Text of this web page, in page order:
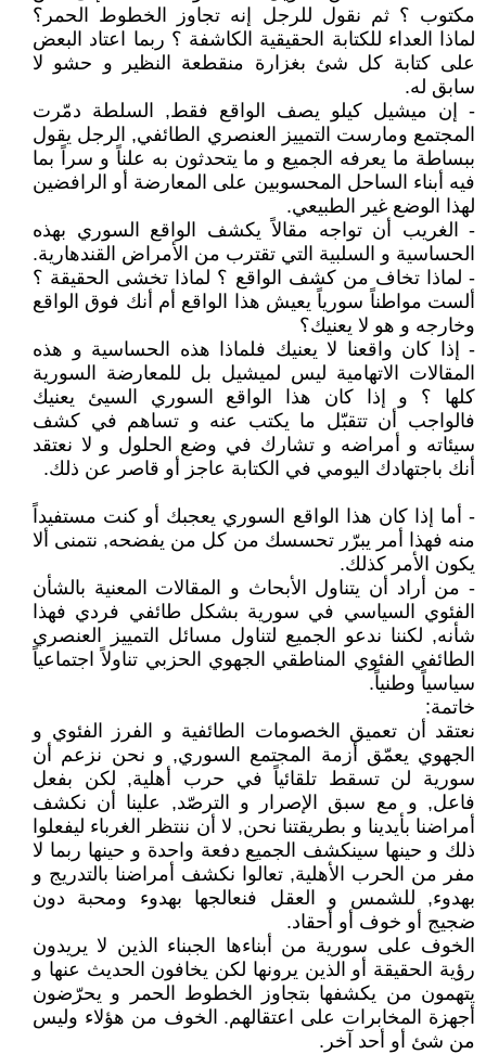
مكتوب ؟ ثم نقول للرجل إنه تجاوز الخطوط الحمر؟
لماذا العداء للكتابة الحقيقية الكاشفة ؟ ربما اعتاد البعض
على كتابة كل شئ بغزارة منقطعة النظير و حشو لا
سابق له.
- إن ميشيل كيلو يصف الواقع فقط, السلطة دمّرت
المجتمع ومارست التمييز العنصري الطائفي, الرجل يقول
ببساطة ما يعرفه الجميع و ما يتحدثون به علناً و سراً بما
فيه أبناء الساحل المحسوبين على المعارضة أو الرافضين
لهذا الوضع غير الطبيعي.
- الغريب أن تواجه مقالاً يكشف الواقع السوري بهذه
الحساسية و السلبية التي تقترب من الأمراض القندهارية.
- لماذا تخاف من كشف الواقع ؟ لماذا تخشى الحقيقة ؟
ألست مواطناً سورياً يعيش هذا الواقع أم أنك فوق الواقع
وخارجه و هو لا يعنيك؟
- إذا كان واقعنا لا يعنيك فلماذا هذه الحساسية و هذه
المقالات الاتهامية ليس لميشيل بل للمعارضة السورية
كلها ؟ و إذا كان هذا الواقع السوري السيئ يعنيك
فالواجب أن تتقبّل ما يكتب عنه و تساهم في كشف
سيئاته و أمراضه و تشارك في وضع الحلول و لا نعتقد
أنك باجتهادك اليومي في الكتابة عاجز أو قاصر عن ذلك.
- أما إذا كان هذا الواقع السوري يعجبك أو كنت مستفيداً
منه فهذا أمر يبرّر تحسسك من كل من يفضحه, نتمنى ألا
يكون الأمر كذلك.
- من أراد أن يتناول الأبحاث و المقالات المعنية بالشأن
الفئوي السياسي في سورية بشكل طائفي فردي فهذا
شأنه, لكننا ندعو الجميع لتناول مسائل التمييز العنصري
الطائفي الفئوي المناطقي الجهوي الحزبي تناولاً اجتماعياً
سياسياً وطنياً.
خاتمة:
نعتقد أن تعميق الخصومات الطائفية و الفرز الفئوي و
الجهوي يعمّق أزمة المجتمع السوري, و نحن نزعم أن
سورية لن تسقط تلقائياً في حرب أهلية, لكن بفعل
فاعل, و مع سبق الإصرار و الترصّد, علينا أن نكشف
أمراضنا بأيدينا و بطريقتنا نحن, لا أن ننتظر الغرباء ليفعلوا
ذلك و حينها سينكشف الجميع دفعة واحدة و حينها ربما لا
مفر من الحرب الأهلية, تعالوا نكشف أمراضنا بالتدريج و
بهدوء, للشمس و العقل فنعالجها بهدوء ومحبة دون
ضجيج أو خوف أو أحقاد.
الخوف على سورية من أبناءها الجبناء الذين لا يريدون
رؤية الحقيقة أو الذين يرونها لكن يخافون الحديث عنها و
يتهمون من يكشفها بتجاوز الخطوط الحمر و يحرّضون
أجهزة المخابرات على اعتقالهم. الخوف من هؤلاء وليس
من شئ أو أحد آخر.